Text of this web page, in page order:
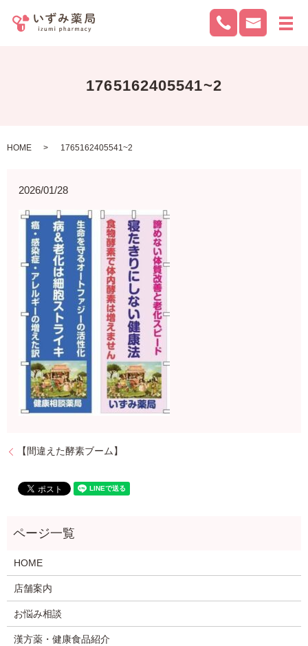
メ
1765162405541~2
HOME 1765162405541~2
2026/01/28
【間違えた酵素ブーム】
HOME
店舗案内
お悩み相談
漢方薬・健康食品紹介